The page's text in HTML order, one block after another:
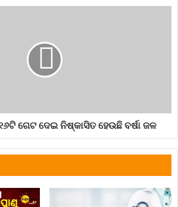
ଗେଟ ଦେଇ ନିଷ୍କାସିତ ହେଉଛି ବର୍ଷା ଜଳ